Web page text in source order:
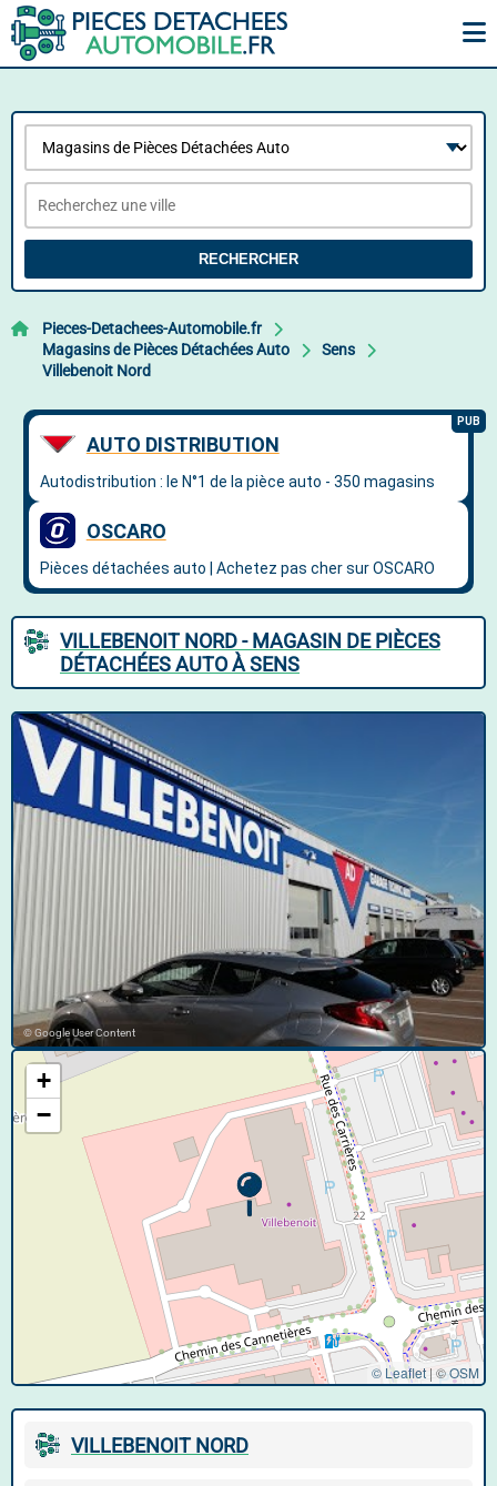
RECHERCHER
Pieces-Detachees-Automobile.fr
Magasins de Pièces Détachées Auto
Sens
Villebenoit Nord
VILLEBENOIT NORD - MAGASIN DE PIÈCES
DÉTACHÉES AUTO À SENS
© Google User Content
+
−
© Leaflet | ©OSM
VILLEBENOIT NORD